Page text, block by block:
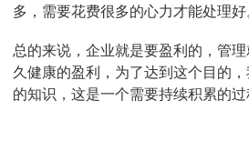
多，需要花费很多的心力才能处理好
总的来说，企业就是要盈利的，管
久健康的盈利，为了达到这个目的
的知识，这是一个需要持续积累的过